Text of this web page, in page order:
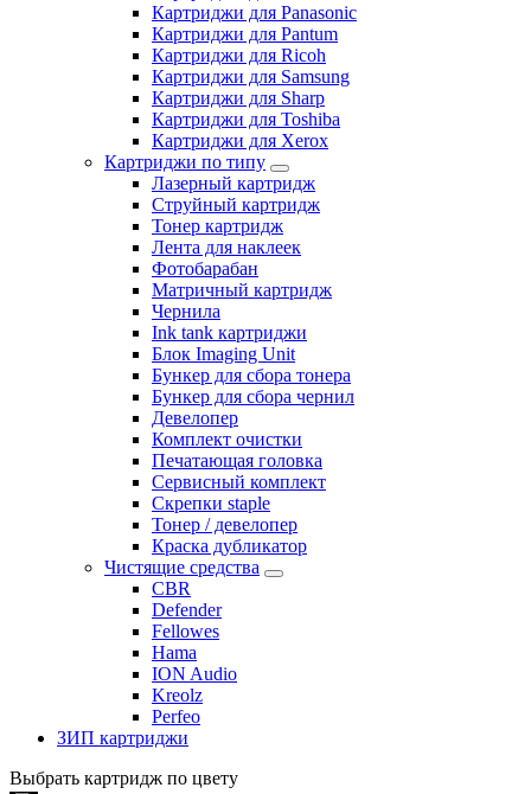
Картриджи для Panasonic
Картриджи для Pantum
Картриджи для Ricoh
Картриджи для Samsung
Картриджи для Sharp
Картриджи для Toshiba
Картриджи для Xerox
Картриджи по типу
Лазерный картридж
Струйный картридж
Тонер картридж
Лента для наклеек
Фотобарабан
Матричный картридж
Чернила
Ink tank картриджи
Блок Imaging Unit
Бункер для сбора тонера
Бункер для сбора чернил
Девелопер
Комплект очистки
Печатающая головка
Сервисный комплект
Скрепки staple
Тонер / девелопер
Краска дубликатор
Чистящие средства
CBR
Defender
Fellowes
Hama
ION Audio
Kreolz
Perfeo
ЗИП картриджи
Выбрать картридж по цвету